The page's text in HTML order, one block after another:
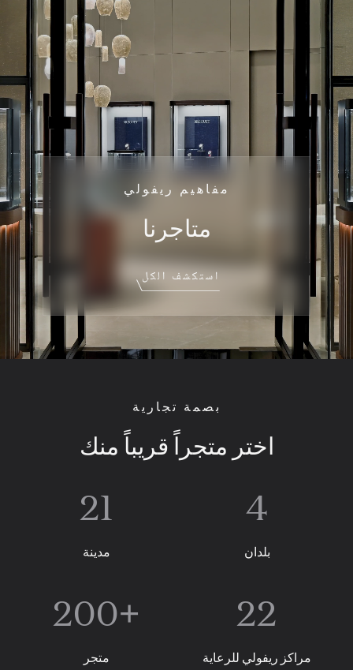
مفاهيم ريفولي
متاجرنا
استكشف الكل
بصمة تجارية
اختر متجراً قريباً منك
4
بلدان
21
مدينة
22
مراكز ريفولي للرعاية
+200
متجر